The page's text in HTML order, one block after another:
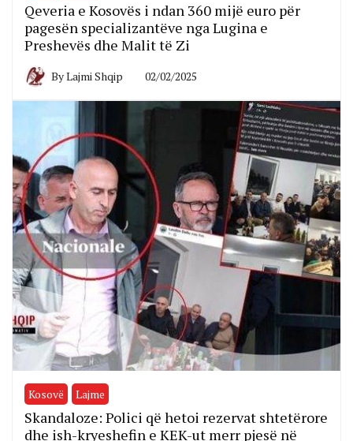
Qeveria e Kosovës i ndan 360 mijë euro për
pagesën specializantëve nga Lugina e
Preshevës dhe Malit të Zi
ByLajmi Shqip 02/02/2025
Kosovë Lajme
Skandaloze: Polici që hetoi rezervat shtetërore
dhe ish-kryeshefin e KEK-ut merr pjesë në